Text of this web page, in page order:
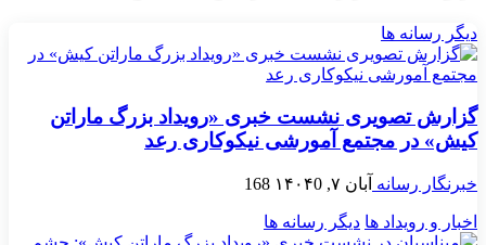
دیگر رسانه ها
گزارش تصویری نشست خبری «رویداد بزرگ ماراتن
کیش» در مجتمع آمورشی نیکوکاری رعد
خبرنگار رسانه آبان ۷, ۱۴۰۴ 0
168
اخبار و رویداد ها دیگر رسانه ها